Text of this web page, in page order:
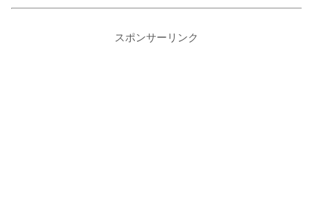
スポンサーリンク